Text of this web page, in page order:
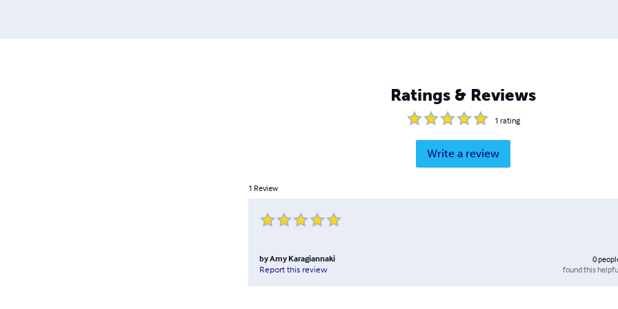
Ratings & Reviews
1 rating
Write a review
1 Review
byAmy Karagiannaki
Report this review
0
found this